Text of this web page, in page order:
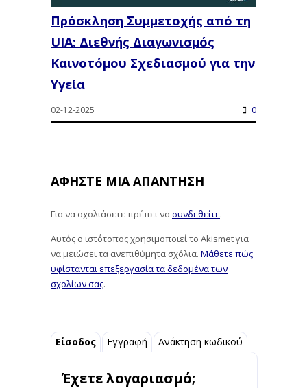
Πρόσκληση Συμμετοχής από τη
UIA: Διεθνής Διαγωνισμός
Καινοτόμου Σχεδιασμού για την
Υγεία
02-12-2025 0
ΑΦΉΣΤΕ ΜΙΑ ΑΠΆΝΤΗΣΗ
Για να σχολιάσετε πρέπει νασυνδεθείτε.
Αυτός ο ιστότοπος χρησιμοποιεί το Akismet για
να μειώσει τα ανεπιθύμητα σχόλια. Μάθετε πώς
υφίστανται επεξεργασία τα δεδομένα των
σχολίων σας.
Είσοδος Εγγραφή Ανάκτηση κωδικού
Έχετε λογαριασμό;